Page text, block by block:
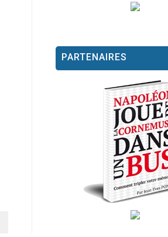
PARTENAIRES